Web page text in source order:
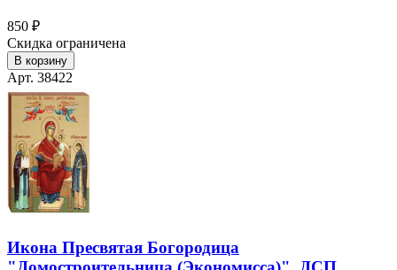
850 ₽
Скидка ограничена
В корзину
Арт. 38422
Икона Пресвятая Богородица